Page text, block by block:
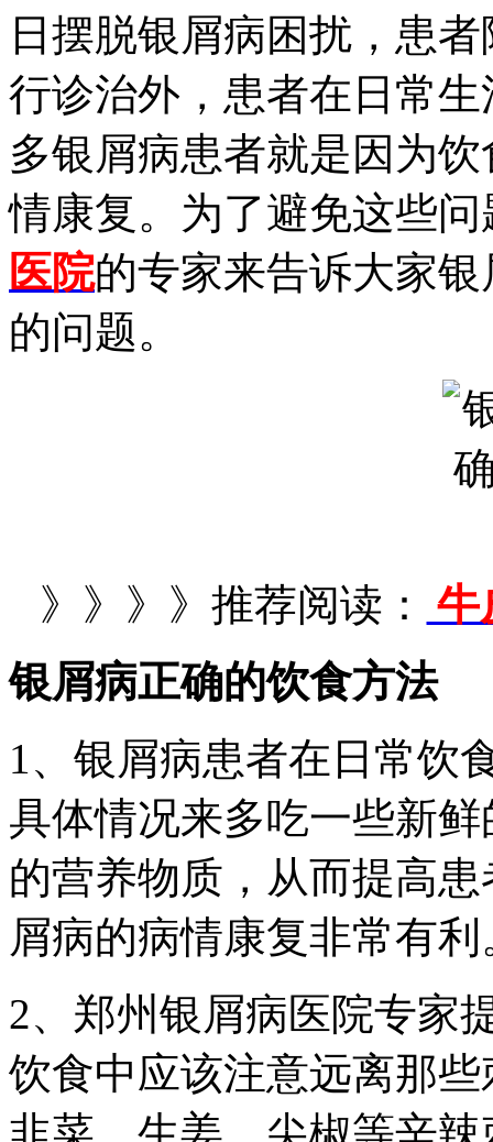
日摆脱银屑病困扰，患
行诊治外，患者在日常
多银屑病患者就是因为
情康复。为了避免这些
医院的专家来告诉大家
的问题。
》》》》推荐阅读：
牛
银屑病正确的饮食方法
1、银屑病患者在日常饮
具体情况来多吃一些新
的营养物质，从而提高
屑病的病情康复非常有利
2、郑州银屑病医院专家
饮食中应该注意远离那
韭菜、生姜、尖椒等辛